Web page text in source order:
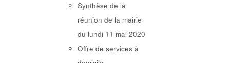
Synthèse de la
réunion de la mairie
du lundi 11 mai 2020
Offre de services à